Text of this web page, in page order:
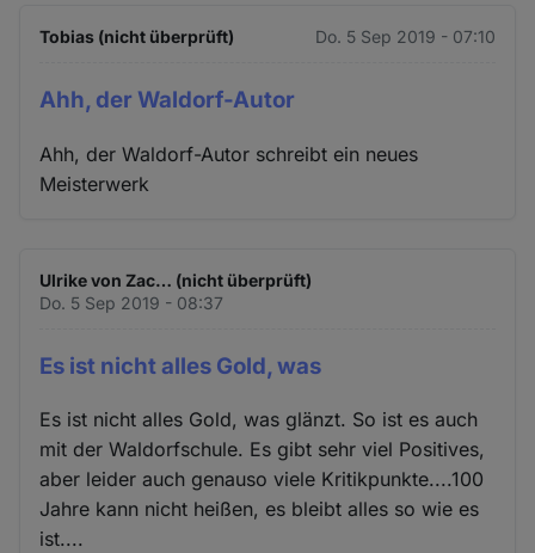
Tobias (nicht überprüft) Do. 5 Sep 2019 - 07:10
Ahh, der Waldorf-Autor
Ahh, der Waldorf-Autor schreibt ein neues
Meisterwerk
Ulrike von Zac… (nicht überprüft)
Do. 5 Sep 2019 - 08:37
Es ist nicht alles Gold, was
Es ist nicht alles Gold, was glänzt. So ist es auch
mit der Waldorfschule. Es gibt sehr viel Positives,
aber leider auch genauso viele Kritikpunkte....100
Jahre kann nicht heißen, es bleibt alles so wie es
ist....